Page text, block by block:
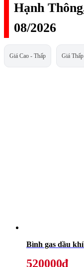
Hạnh
08/2026
Giá Cao - Thấp Giá
Bình gas dầu
520000₫